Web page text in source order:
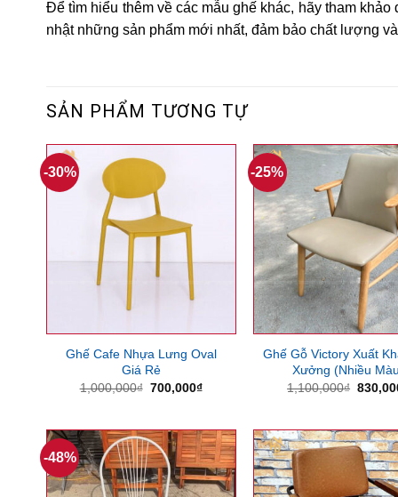
Để tìm hiểu thêm về các mẫu ghế khác, hãy tham khảo
nhật những sản phẩm mới nhất, đảm bảo chất lượng
SẢN PHẨM TƯƠNG TỰ
-30%
Ghế Cafe Nhựa Lưng Oval
Giá Rẻ
1,000,000₫ Giá
700,000₫Giá
700,000₫.
-25%
Ghế Gỗ Victory Xuất
Xưởng (Nhiều
1,100,000₫ Giá
-48%